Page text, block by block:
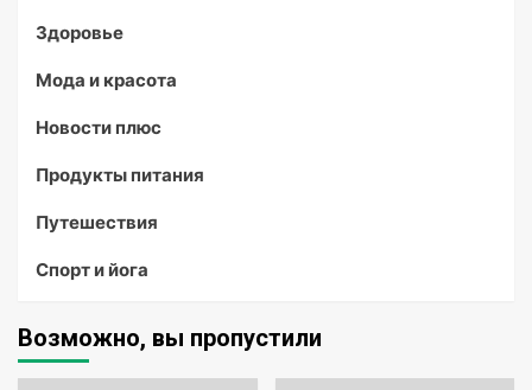
Здоровье
Мода и красота
Новости плюс
Продукты питания
Путешествия
Спорт и йога
Возможно, вы пропустили